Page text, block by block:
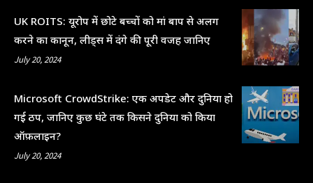
UK ROITS: यूरोप में छोटे बच्चों को मां बाप से अलग
करने का कानून, लीड्स में दंगे की पूरी वजह जानिए
July 20, 2024
Microsoft CrowdStrike: एक अपडेट और दुनिया हो
गई ठप, जानिए कुछ घंटे तक किसने दुनिया को किया
ऑफ़लाइन?
July 20, 2024